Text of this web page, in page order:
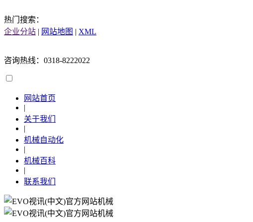
热门搜索：
企业分站 | 网站地图 | XML
咨询热线：0318-8222022
网站首页
|
关于我们
|
机械自动化
|
机械百科
|
联系我们